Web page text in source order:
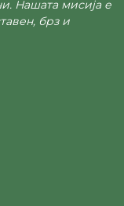
Нашата мисија е
брз и